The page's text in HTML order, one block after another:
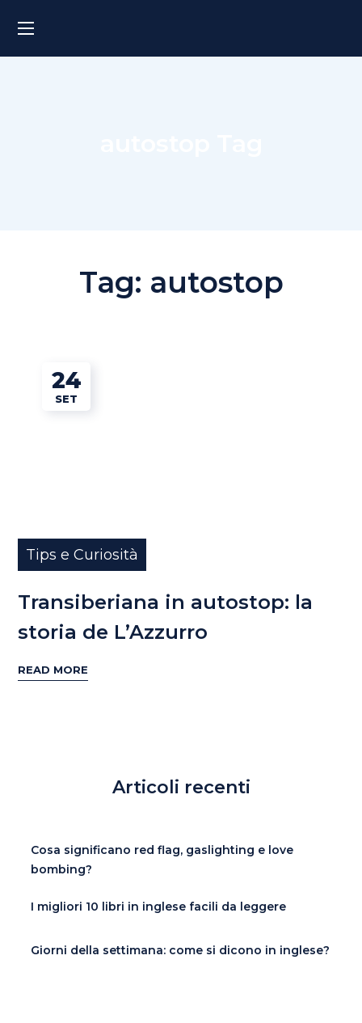
Tag: autostop
24
SET
Tips e Curiosità
Transiberiana in autostop: la
storia de L’Azzurro
READ MORE
Articoli recenti
Cosa significano red flag, gaslighting e love
bombing?
I migliori 10 libri in inglese facili da leggere
Giorni della settimana: come si dicono in inglese?